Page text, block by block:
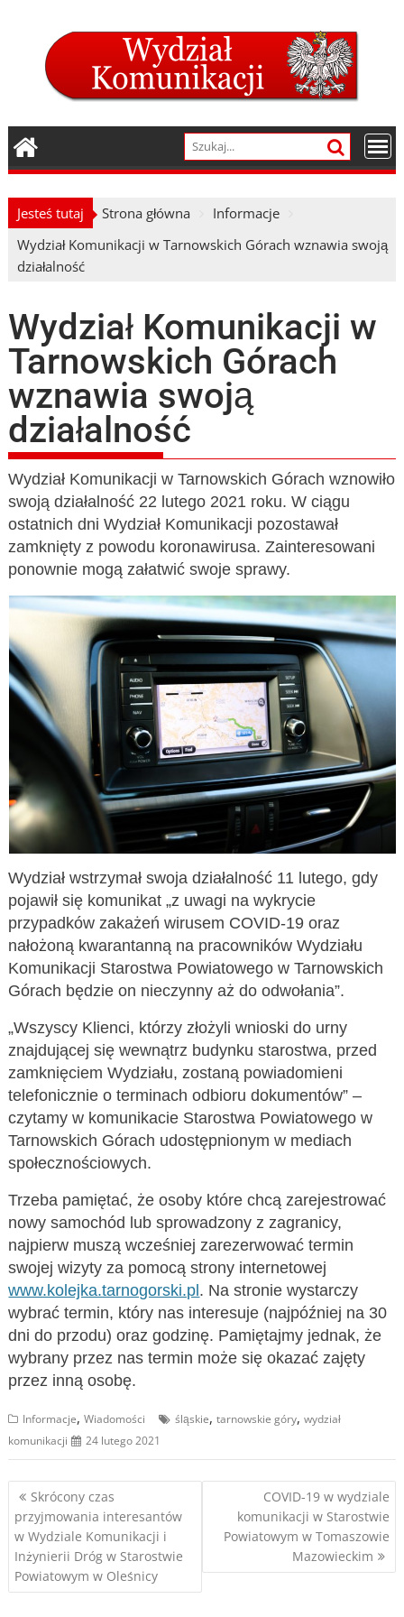
Jesteś tutaj Strona główna
Informacje
Wydział Komunikacji w Tarnowskich Górach wznawia swoją
działalność
Wydział Komunikacji w
Tarnowskich Górach
wznawia swoją
działalność
Wydział Komunikacji w Tarnowskich Górach wznowiło
swoją działalność 22 lutego 2021 roku. W ciągu
ostatnich dni Wydział Komunikacji pozostawał
zamknięty z powodu koronawirusa. Zainteresowani
ponownie mogą załatwić swoje sprawy.
Wydział wstrzymał swoja działalność 11 lutego, gdy
pojawił się komunikat „z uwagi na wykrycie
przypadków zakażeń wirusem COVID-19 oraz
nałożoną kwarantanną na pracowników Wydziału
Komunikacji Starostwa Powiatowego w Tarnowskich
Górach będzie on nieczynny aż do odwołania”.
„Wszyscy Klienci, którzy złożyli wnioski do urny
znajdującej się wewnątrz budynku starostwa, przed
zamknięciem Wydziału, zostaną powiadomieni
telefonicznie o terminach odbioru dokumentów” –
czytamy w komunikacie Starostwa Powiatowego w
Tarnowskich Górach udostępnionym w mediach
społecznościowych.
Trzeba pamiętać, że osoby które chcą zarejestrować
nowy samochód lub sprowadzony z zagranicy,
najpierw muszą wcześniej zarezerwować termin
swojej wizyty za pomocą strony internetowej
www.kolejka.tarnogorski.pl . Na stronie wystarczy
wybrać termin, który nas interesuje (najpóźniej na 30
dni do przodu) oraz godzinę. Pamiętajmy jednak, że
wybrany przez nas termin może się okazać zajęty
przez inną osobę.
Informacje,Wiadomości śląskie,tarnowskie góry,wydział
komunikacji
24 lutego 2021
Nawigacja
wpisu
Skrócony czas
przyjmowania interesantów
w Wydziale Komunikacji i
Inżynierii Dróg w Starostwie
Powiatowym w Oleśnicy
COVID-19 w wydziale
komunikacji w Starostwie
Powiatowym w Tomaszowie
Mazowieckim